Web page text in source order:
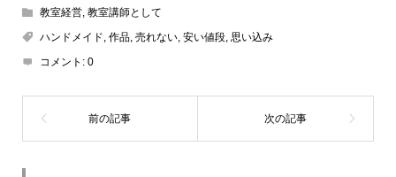
教室経営, 教室講師として
ハンドメイド, 作品, 売れない, 安い値段, 思い込み
コメント: 0